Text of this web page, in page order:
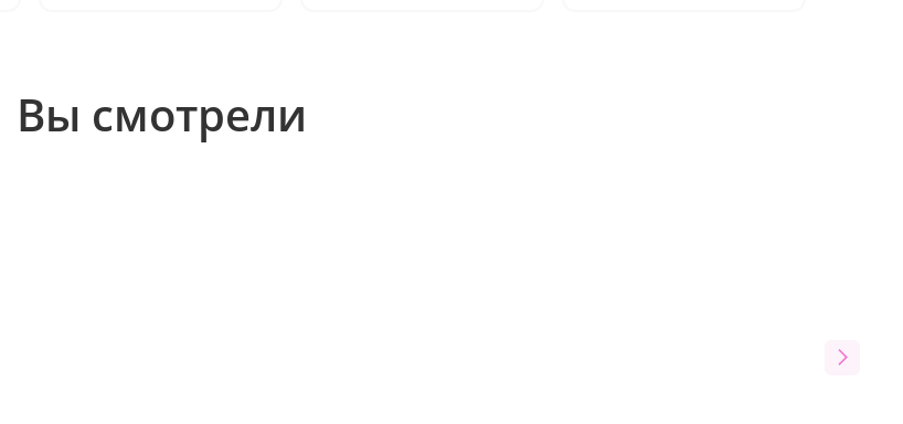
Вы смотрели